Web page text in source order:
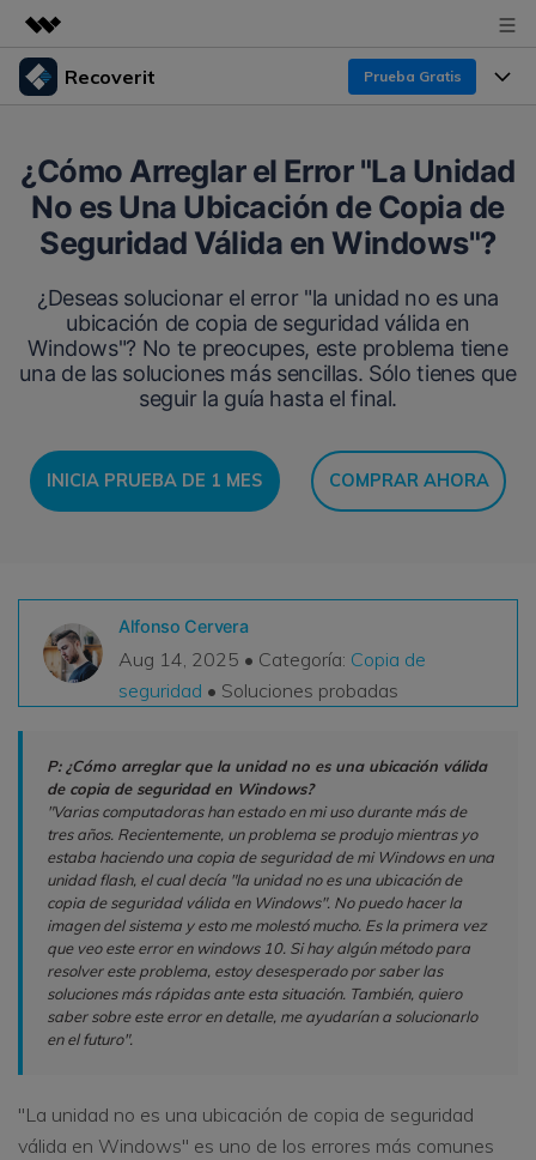
Productos destacados
Utilidades
Empresas
Resumen
Soluciones
Quiénes somos
Sala de prensa
Tienda
Recoverit Prueba Gratis
Recoverit para Windows
Pruébalo Gratis
Recupera datos ilimitados del sistema Mac
Pruébalo Gratis
Recoverit Gratis
Recupera datos perdidos/eliminados gratis
Otros Productos
Repairit - Reparar Datos
UBackit - Respaldar Datos
Funciones
Recuperar Medios Borrados
Soluciones de Recuperación Exclusivas Nuevo
Escenarios de Pérdida de Datos
Recursos
Por qué Recoverit
Experto en Recuperación de Datos
Historias de Clientes
search
¿Cómo Arreglar el Error "La Unidad
No es Una Ubicación de Copia de
Seguridad Válida en Windows"?
¿Deseas solucionar el error "la unidad no es una
ubicación de copia de seguridad válida en
Windows"? No te preocupes, este problema tiene
una de las soluciones más sencillas. Sólo tienes que
seguir la guía hasta el final.
INICIA PRUEBA DE 1 MES COMPRAR AHORA
Alfonso Cervera
Aug 14, 2025 • Categoría: Copia de
seguridad • Soluciones probadas
P: ¿Cómo arreglar que la unidad no es una ubicación válida
de copia de seguridad en Windows?
"Varias computadoras han estado en mi uso durante más de
tres años. Recientemente, un problema se produjo mientras yo
estaba haciendo una copia de seguridad de mi Windows en una
unidad flash, el cual decía "la unidad no es una ubicación de
copia de seguridad válida en Windows". No puedo hacer la
imagen del sistema y esto me molestó mucho. Es la primera vez
que veo este error en windows 10. Si hay algún método para
resolver este problema, estoy desesperado por saber las
soluciones más rápidas ante esta situación. También, quiero
saber sobre este error en detalle, me ayudarían a solucionarlo
en el futuro".
"La unidad no es una ubicación de copia de seguridad
válida en Windows" es uno de los errores más comunes